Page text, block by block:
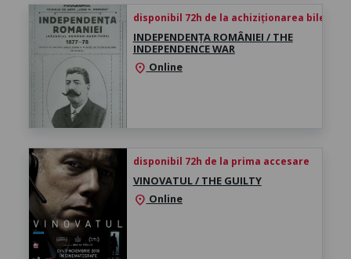
disponibil 72h de la achiziționarea biletului
INDEPENDENȚA ROMÂNIEI / THE
INDEPENDENCE WAR
location_on Online
disponibil 72h de la prima accesare
VINOVATUL / THE GUILTY
location_on Online